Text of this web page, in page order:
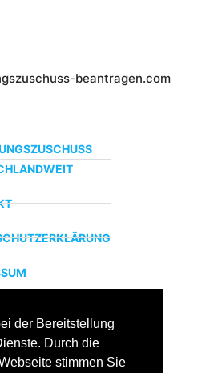
der Bereitstellung
Durch die
stimmen Sie
beantragen.com
BILDUNGSTRÄGER
von unserer über 15 jährigen